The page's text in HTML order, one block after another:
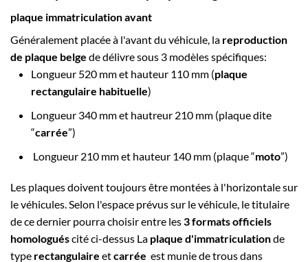
plaque immatriculation avant
Généralement placée à l'avant du véhicule, la reproduction
de plaque belge de délivre sous 3 modèles spécifiques:
Longueur 520 mm et hauteur 110 mm (plaque
rectangulaire habituelle)
Longueur 340 mm et hautreur 210 mm (plaque dite
“carrée”)
Longueur 210 mm et hauteur 140 mm (plaque “moto”)
Les plaques doivent toujours être montées à l'horizontale sur
le véhicules. Selon l'espace prévus sur le véhicule, le titulaire
de ce dernier pourra choisir entre les3 formats officiels
homologuéscité ci-dessus La plaque d'immatriculationde
type rectangulaire etcarrée est munie de trous dans